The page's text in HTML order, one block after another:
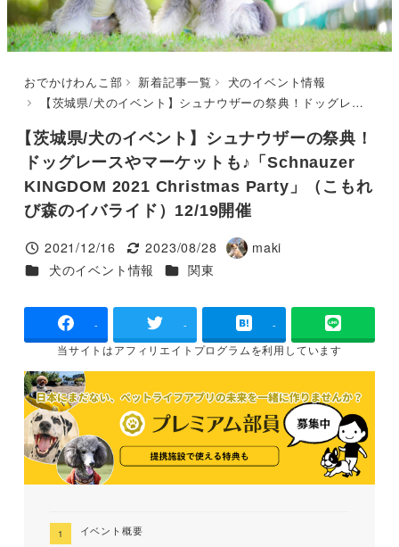
動
おでかけわんこ部 新着記事一覧
犬のイベント情報
【茨城県/犬のイベント】シュナウザーの祭典！ドッグレースやマーケットも♪「Schnauzer KINGDOM 2021 Christmas Party」（こもれび森のイバライド）12/19開催
【茨城県/犬のイベント】シュナウザーの祭典！
ドッグレースやマーケットも♪「Schnauzer
KINGDOM 2021 Christmas Party」（こもれ
び森のイバライド）12/19開催
投稿日
2021/12/16
更新日
2023/08/28
著
maki
カテゴリー
犬のイベント情報 カテゴリー
関東
- - -
当サイトはアフィリエイトプログラムを利用しています
イベント概要